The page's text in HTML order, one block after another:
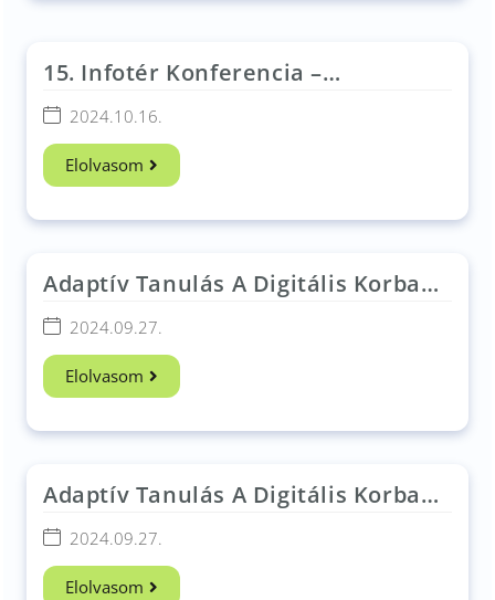
15. Infotér Konferencia –
Kerekasztal Beszélgetés
2024.10.16.
Elolvasom
Adaptív Tanulás A Digitális Korban
Konferencia
2024.09.27.
Elolvasom
Adaptív Tanulás A Digitális Korban
Konferencia​
2024.09.27.
Elolvasom